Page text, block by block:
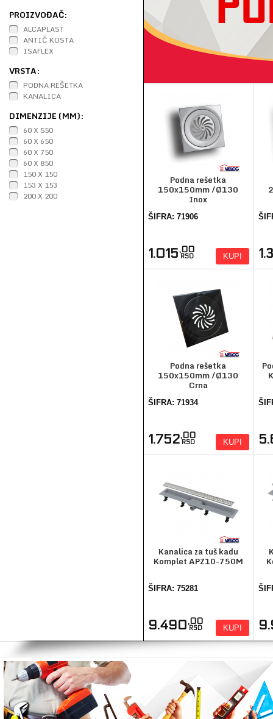
PROIZVOĐAČ:
ALCAPLAST
ANTIĆ KOSTA
ISAFLEX
VRSTA:
PODNA REŠETKA
KANALICA
DIMENZIJE (MM):
60 X 550
60 X 650
60 X 750
60 X 850
150 X 150
153 X 153
200 X 200
Podna rešetka
150x150mm /Ø130
Inox
ŠIFRA: 71906
1.015,00
RSD KUPI
Podna rešetka
150x150mm /Ø130
Crna
ŠIFRA: 71934
1.752,00
RSD KUPI
Kanalica za tuš kadu
Komplet APZ10-750M
ŠIFRA: 75281
9.490,00
RSD KUPI